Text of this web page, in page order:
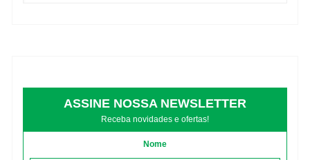
ASSINE NOSSA NEWSLETTER
Receba novidades e ofertas!
Nome